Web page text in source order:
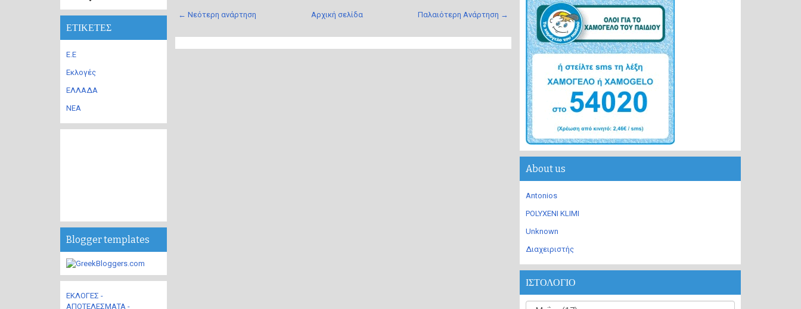
← Νεότερη ανάρτηση Παλαιότερη Ανάρτηση →
Αρχική σελίδα
ΕΤΙΚΕΤΕΣ
Ε.Ε
Εκλογές
ΕΛΛΑΔΑ
ΝΕΑ
Blogger templates
ΕΚΛΟΓΕΣ -
ΑΠΟΤΕΛΕΣΜΑΤΑ -
About us
Antonios
POLYXENI KLIMI
Unknown
Διαχειριστής
ΙΣΤΟΛΟΓΙΟ